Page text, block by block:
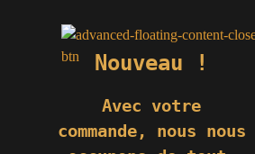
Nouveau !
Avec votre
commande, nous nous